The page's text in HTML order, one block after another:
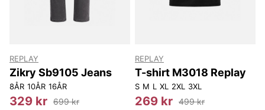
REPLAY
Zikry Sb9105 Jeans
8ÅR 10ÅR 16ÅR
329 kr 699 kr
REPLAY
T-shirt M3018 Replay
S M L XL 2XL 3XL
269 kr 499 kr